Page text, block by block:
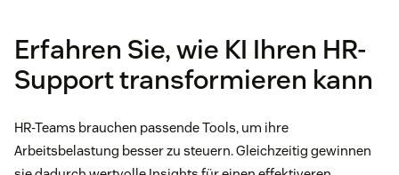
Erfahren Sie, wie KI Ihren HR-
Support transformieren kann
HR-Teams brauchen passende Tools, um ihre
Arbeitsbelastung besser zu steuern. Gleichzeitig gewinnen